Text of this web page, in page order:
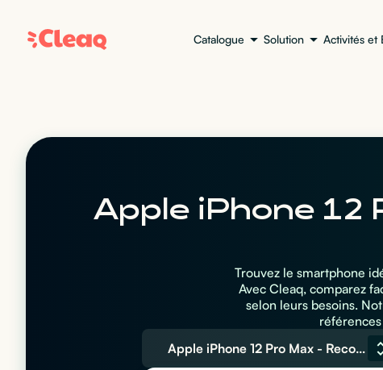
Catalogue Solution Activités et
Apple iPhone 12
Trouvez le smartphone
Avec Cleaq, comparez
selon leurs besoins.
Apple iPhone 12 Pro Max - Reconditionné